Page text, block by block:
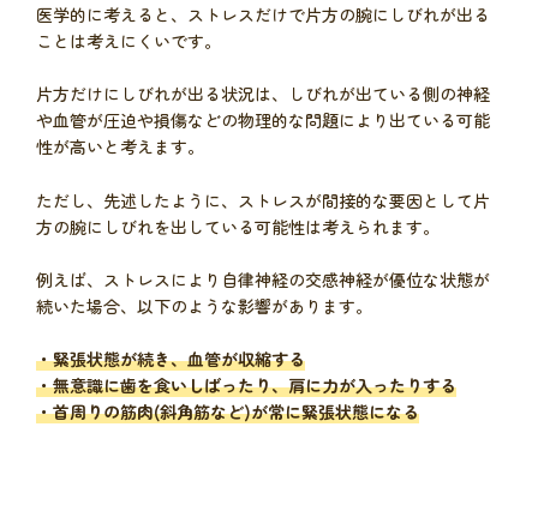
医学的に考えると、ストレスだけで片方の腕にしびれが出る
ことは考えにくいです。
片方だけにしびれが出る状況は、しびれが出ている側の神経
や血管が圧迫や損傷などの物理的な問題により出ている可能
性が高いと考えます。
ただし、先述したように、ストレスが間接的な要因として片
方の腕にしびれを出している可能性は考えられます。
例えば、ストレスにより自律神経の交感神経が優位な状態が
続いた場合、以下のような影響があります。
・緊張状態が続き、血管が収縮する
・無意識に歯を食いしばったり、肩に力が入ったりする
・首周りの筋肉(斜角筋など)が常に緊張状態になる